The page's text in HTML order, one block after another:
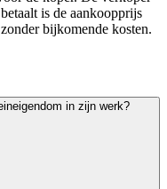
is de aankoopprijs
bijkomende kosten.
in zijn werk?